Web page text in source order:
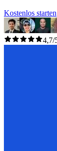
Kostenlos starten
4,7/